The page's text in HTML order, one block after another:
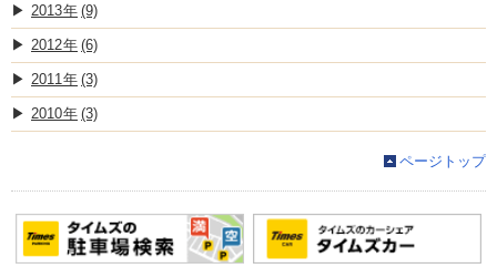
2013 (9)
2012 (6)
2011 (3)
2010 (3)
ページトップ